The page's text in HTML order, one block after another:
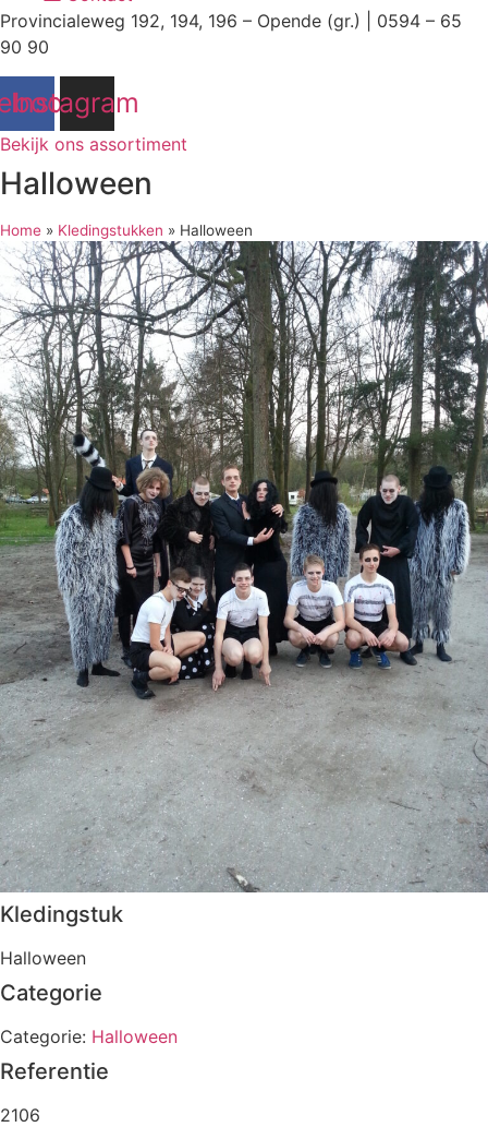
Provincialeweg 192, 194, 196 – Opende (gr.) | 0594 – 65
90 90
Instagram
Bekijk ons assortiment
Halloween
Home » Kledingstukken » Halloween
Kledingstuk
Halloween
Categorie
Categorie: Halloween
Referentie
2106